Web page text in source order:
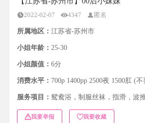
2022-02-07 4347 匿名
所属地区： 江苏省-苏州市
小姐年龄： 25-30
小姐颜值： 6分
消费水平： 700p 1400pp 2500夜 1500肛 (
服务项目： 鸳鸯浴，制服丝袜，指滑，波
我要举报 我要收藏